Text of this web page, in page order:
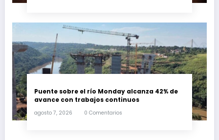
Puente sobre el río Monday alcanza 42% de
avance con trabajos continuos
agosto 7, 2026 0 Comentarios